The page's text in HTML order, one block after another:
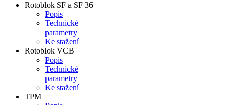
Rotoblok SF a SF 36
Popis
Technické
parametry
Ke stažení
Rotoblok VCB
Popis
Technické
parametry
Ke stažení
TPM